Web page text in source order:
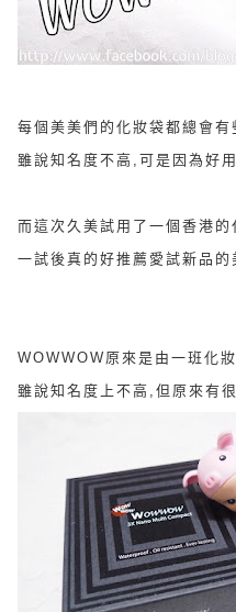
每個美美們的化妝袋都總會有
雖說知名度不高,可是因為好
而這次久美試用了一個香港的
一試後真的好推薦愛試新品
WOWWOW原來是由一班化
雖說知名度上不高,但原來有